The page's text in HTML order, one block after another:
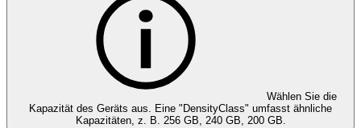
Wählen Sie die
Kapazität des Geräts aus. Eine "DensityClass" umfasst ähnliche
Kapazitäten, z. B. 256 GB, 240 GB, 200 GB.